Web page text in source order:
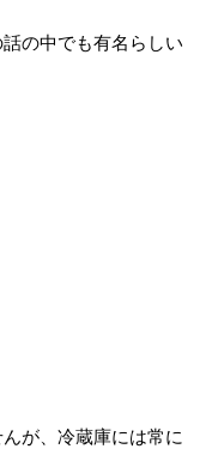
の中でも有名らしい
が、冷蔵庫には常に